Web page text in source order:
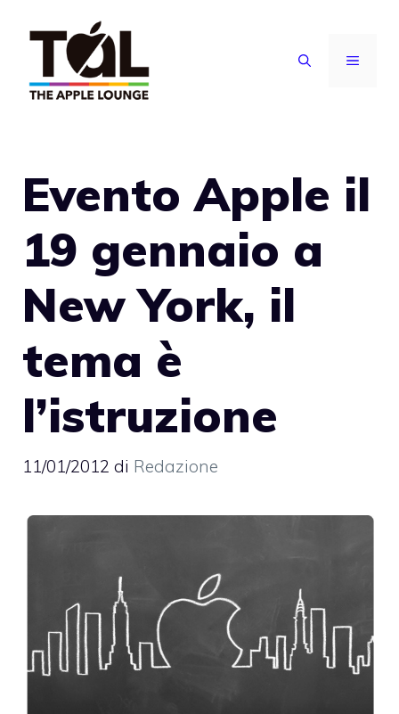
contenuto
MENU
Evento Apple il
19 gennaio a
New York, il
tema è
l’istruzione
11/01/2012 di Redazione